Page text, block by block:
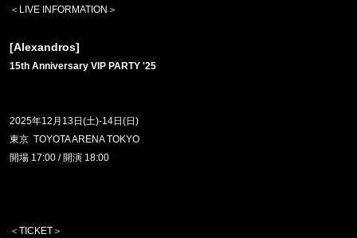
＜ LIVE INFORMATION ＞
[Alexandros]
15th Anniversary VIP PARTY '25
2025年12 月 13日(土)-14日(日)
東京TOYOTA ARENA TOKYO
開場 17:00 / 開演 18:00
＜TICKET ＞